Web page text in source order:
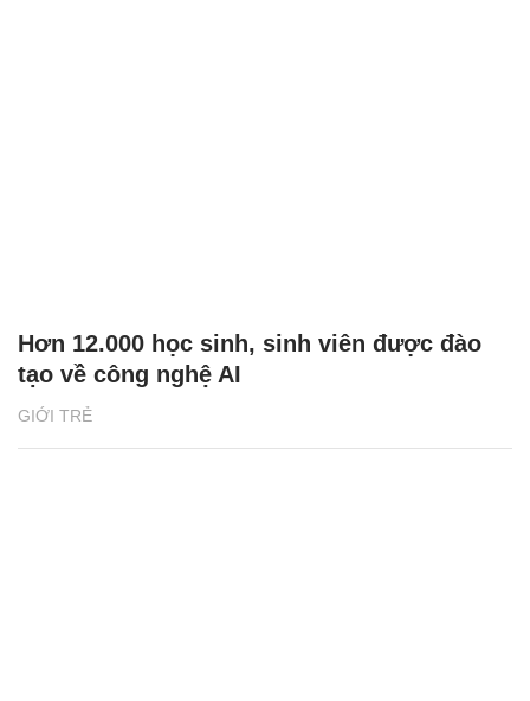
GIỚI TRẺ
Hơn 12.000 học sinh, sinh viên được đào
tạo về công nghệ AI